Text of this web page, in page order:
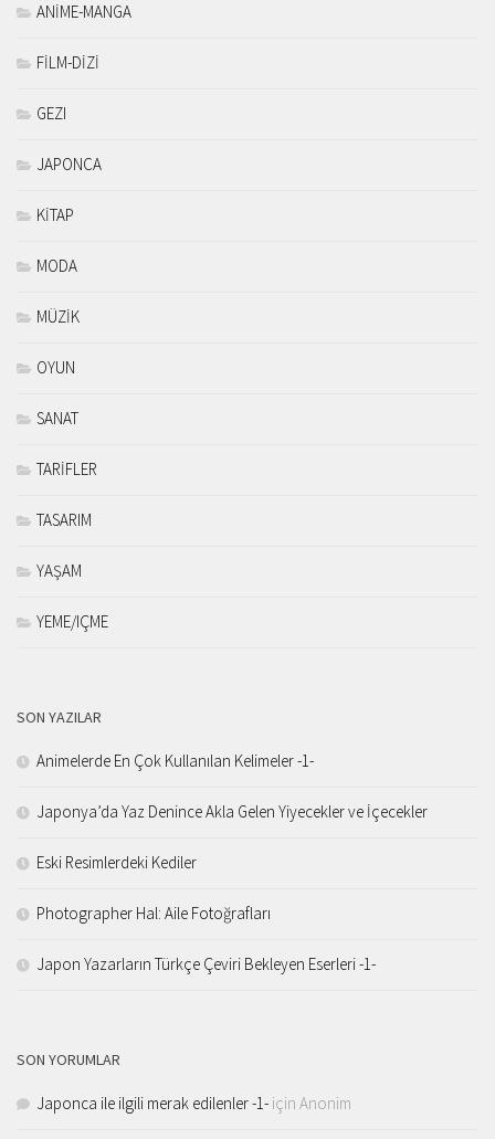
ANİME-MANGA
FİLM-DİZİ
GEZI
JAPONCA
KİTAP
MODA
MÜZİK
OYUN
SANAT
TARİFLER
TASARIM
YAŞAM
YEME/IÇME
SON YAZILAR
Animelerde En Çok Kullanılan Kelimeler -1-
Japonya’da Yaz Denince Akla Gelen Yiyecekler ve İçecekler
Eski Resimlerdeki Kediler
Photographer Hal: Aile Fotoğrafları
Japon Yazarların Türkçe Çeviri Bekleyen Eserleri -1-
SON YORUMLAR
Japonca ile ilgili merak edilenler -1- için Anonim